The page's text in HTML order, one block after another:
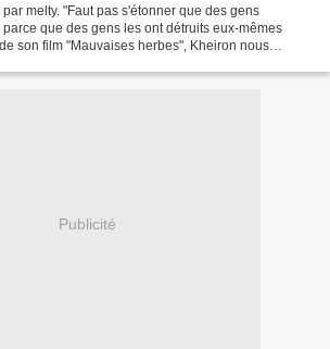
melty. "Faut pas s'étonner que des gens
que des gens les ont détruits eux-mêmes
son film "Mauvaises herbes", Kheiron nous
Publicité